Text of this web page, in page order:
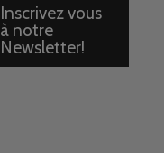
Inscrivez vous
à notre
Newsletter!